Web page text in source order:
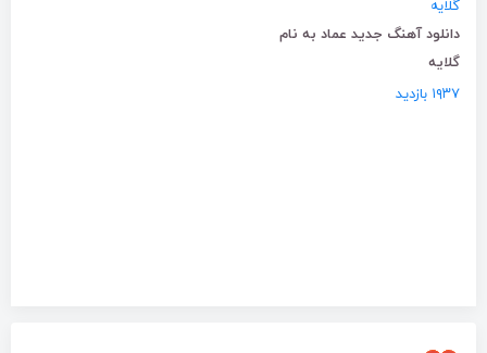
دانلود آهنگ جدید عماد به نام
گلایه
۱۹۳۷ بازدید